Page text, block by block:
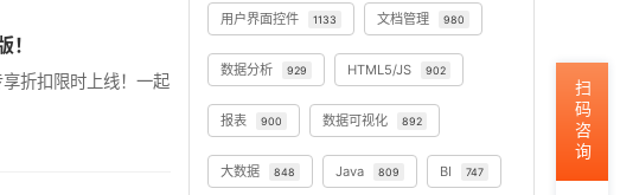
折扣限时上线！一起
用户界面控件 1133 文档管理 980
数据分析 929 HTML5/JS 902
报表 900 数据可视化 892
大数据 848 Java 809 BI 747
扫码咨询